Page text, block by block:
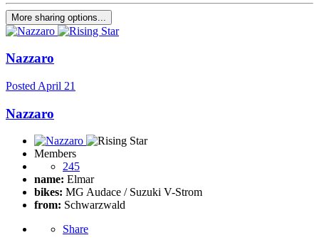
More sharing options...
Nazzaro
Posted April 21
Nazzaro
Members
245
name: Elmar
bikes: MG Audace / Suzuki V-Strom
from: Schwarzwald
Share